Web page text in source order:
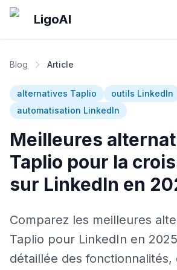
Skip to main content
LigoAI
Blog Article
alternatives Taplio
outils LinkedIn
automatisation LinkedIn
Meilleures
Taplio pour la
sur LinkedIn en
Comparez les meilleures
Taplio pour LinkedIn en
détaillée des